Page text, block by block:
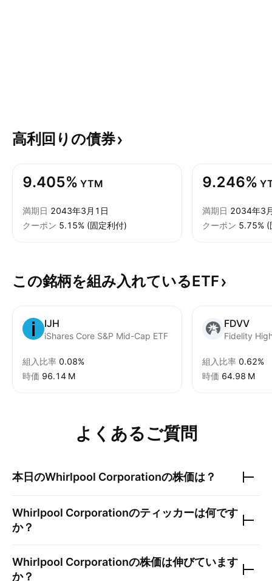
高利回りの債券
9.405% YTM
満期日 2043年3月1日
クーポン 5.15% (固定利付)
9.246%
満期日 2034年3
クーポン 5.75% (
この銘柄を組み入れているETF
IJH
iShares Core S&P Mid-Cap ETF
組入比率 0.08%
時価 ‪96.14 M‬
FDVV
Fidelity
組入比率 0.62%
時価 ‪64.98 M‬
よくあるご質問
本日のWhirlpool Corporationの株価は？
Whirlpool Corporationのティッカーは何です
か？
Whirlpool Corporationの株価は伸びています
か？